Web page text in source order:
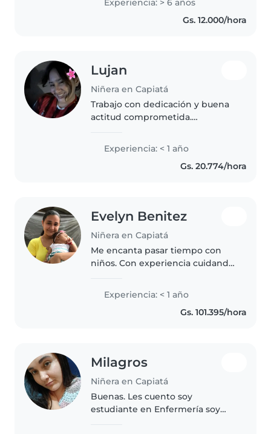
una persona responsable,
paciente y entusiasta, con
Experiencia: > 6 años
Gs. 12.000/hora
Lujan
Niñera en Capiatá
Trabajo con dedicación y buena
actitud comprometida.
dando lo mejor en cada tarea
Responsable y con excelentes
trato al público Disciplina y
Experiencia: < 1 año
Gs. 20.774/hora
Evelyn Benitez
Niñera en Capiatá
Me encanta pasar tiempo con
niños. Con experiencia cuidando
me siento cómoda con labores
domésticas básicas, cocinar y
ayudar con las tareas escolares...
Experiencia: < 1 año
Gs. 101.395/hora
Milagros
Niñera en Capiatá
Buenas. Les cuento soy
estudiante en Enfermería soy